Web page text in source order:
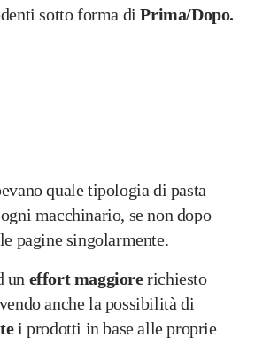
sotto forma diPrima/Dopo.
quale tipologia di pasta
macchinario, se non dopo
pagine singolarmente.
un effort maggiorerichiesto
anche la possibilità di
i prodotti in base alle proprie